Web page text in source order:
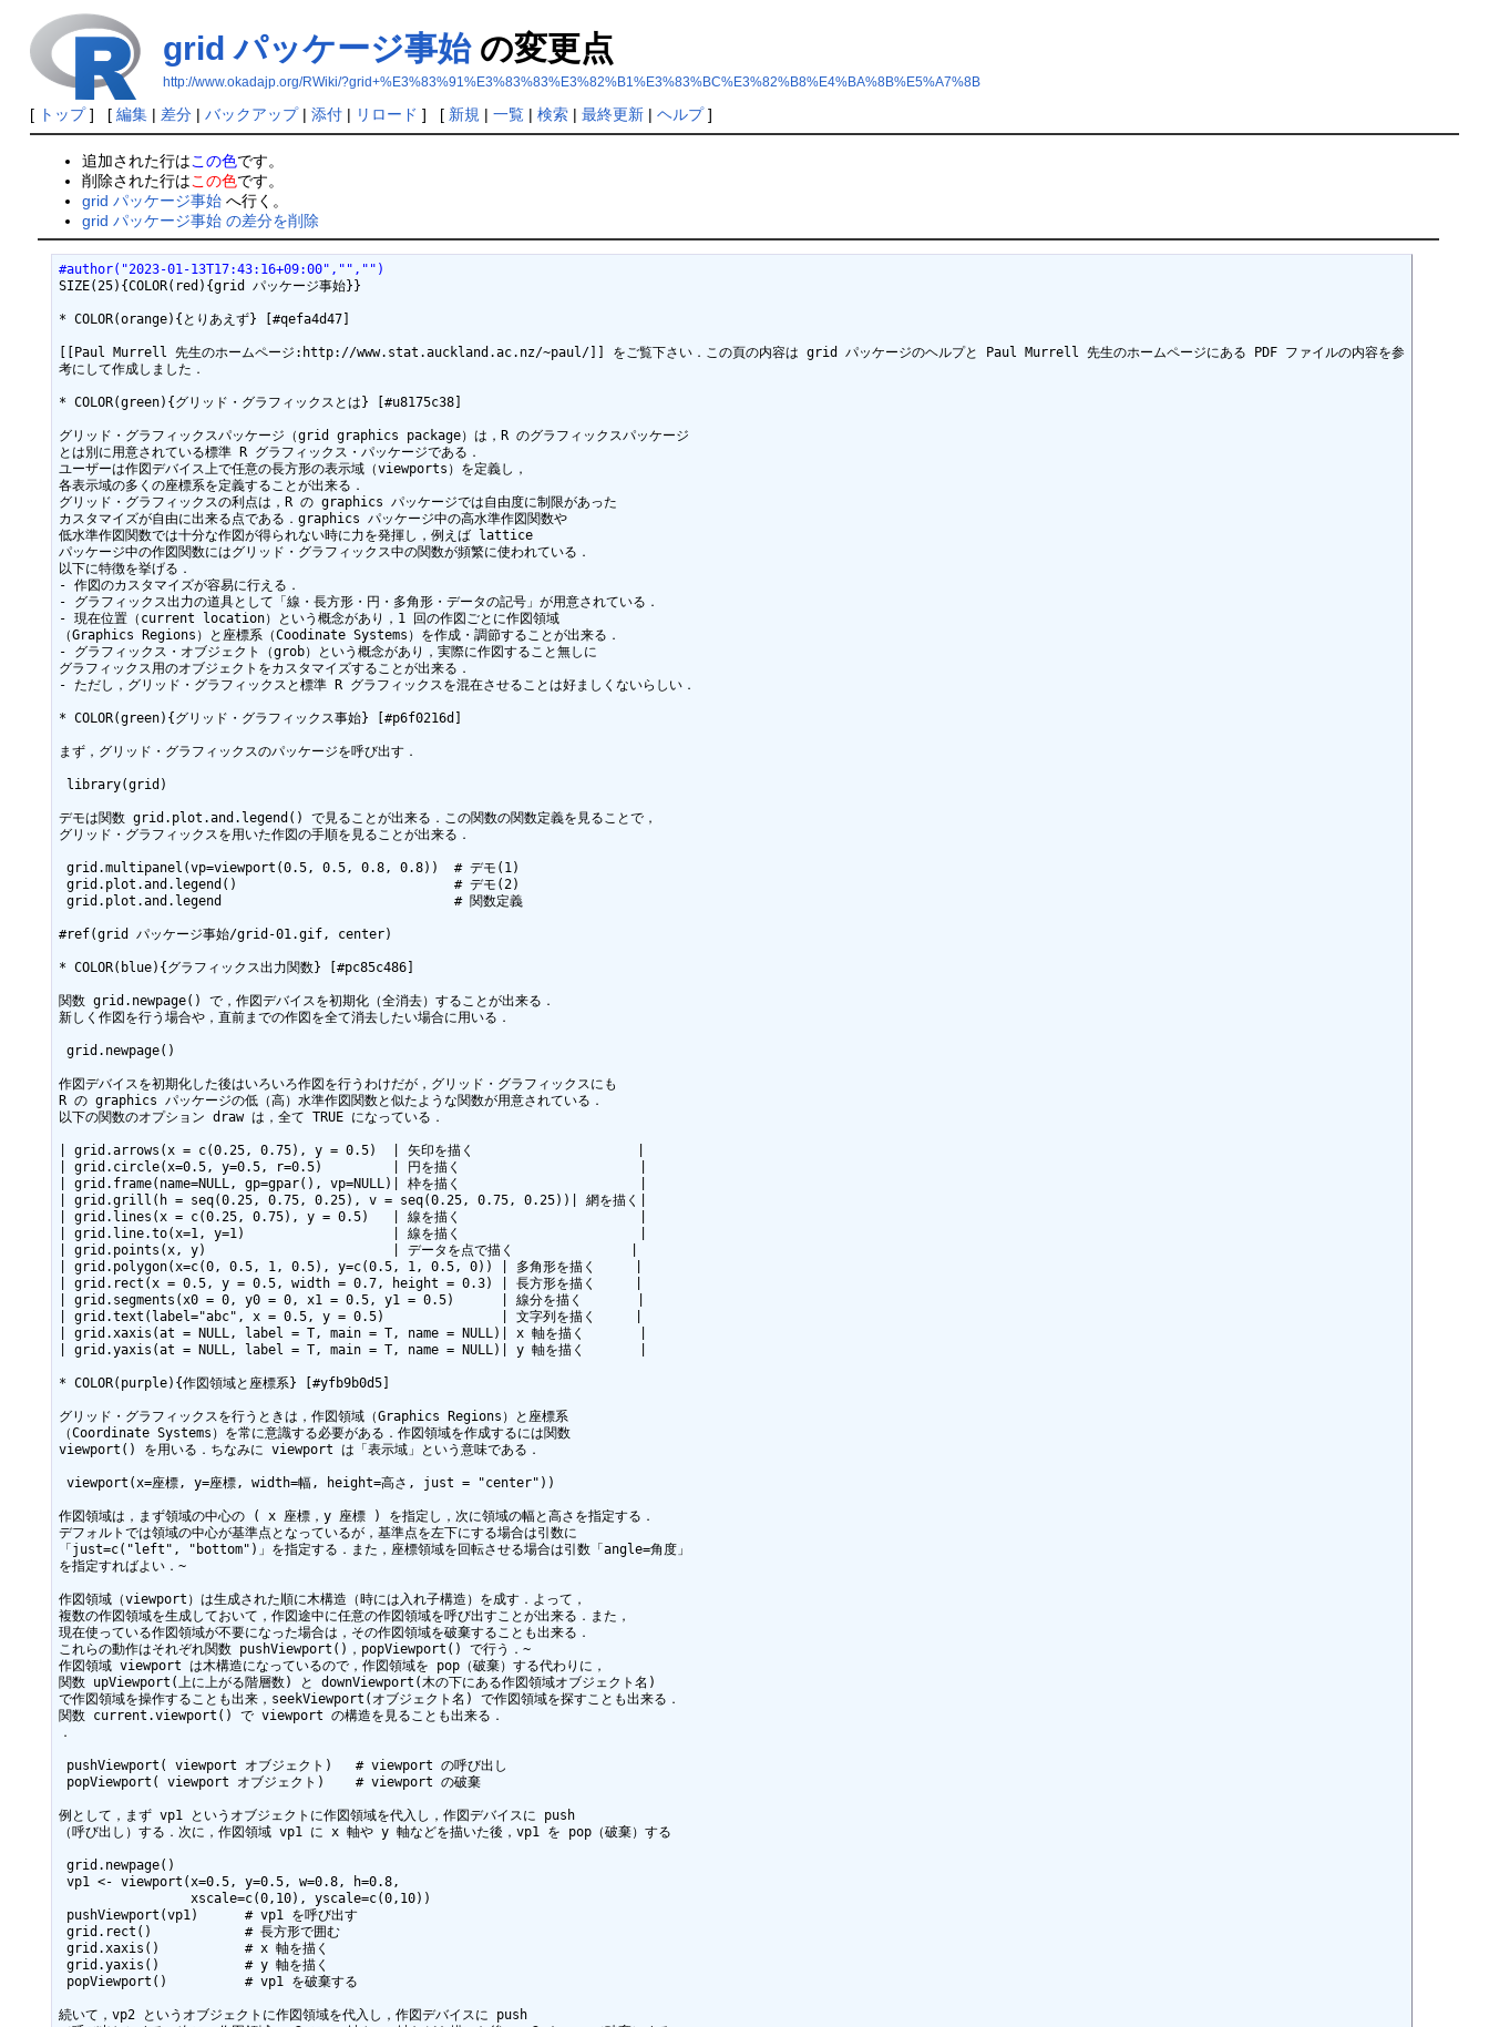
grid パッケージ事始の変更点
http://www.okadajp.org/RWiki/?grid+%E3%83%91%E3%83%83%E3%82%B1%E3%83%BC%E3%82%B8%E4%BA%8B%E5%A7%8B
[ トップ] [ 編集| 差分| バックアップ| 添付| リロード ] [ 新規 | 一覧| 検索| 最終更新| ヘルプ]
追加された行はこの色です。
削除された行はこの色です。
grid パッケージ事始 へ行く。
grid パッケージ事始 の差分を削除
#author("2023-01-13T17:43:16+09:00","","")
SIZE(25){COLOR(red){grid パッケージ事始}}
* COLOR(orange){とりあえず} [#qefa4d47]
[[Paul Murrell 先生のホームページ:http://www.stat.auckland.ac.nz/~paul/]] をご覧下さい．この頁の内容は grid パッケージのヘルプと Paul Murrell 先生のホームページにある PDF ファイルの内容を参
考にして作成しました．
* COLOR(green){グリッド・グラフィックスとは} [#u8175c38]
グリッド・グラフィックスパッケージ（grid graphics package）は，R のグラフィックスパッケージ
とは別に用意されている標準 R グラフィックス・パッケージである．
ユーザーは作図デバイス上で任意の長方形の表示域（viewports）を定義し，
各表示域の多くの座標系を定義することが出来る．
グリッド・グラフィックスの利点は，R の graphics パッケージでは自由度に制限があった
カスタマイズが自由に出来る点である．graphics パッケージ中の高水準作図関数や
低水準作図関数では十分な作図が得られない時に力を発揮し，例えば lattice
パッケージ中の作図関数にはグリッド・グラフィックス中の関数が頻繁に使われている．
以下に特徴を挙げる．
- 作図のカスタマイズが容易に行える．
- グラフィックス出力の道具として「線・長方形・円・多角形・データの記号」が用意されている．
- 現在位置（current location）という概念があり，1 回の作図ごとに作図領域
（Graphics Regions）と座標系（Coodinate Systems）を作成・調節することが出来る．
- グラフィックス・オブジェクト（grob）という概念があり，実際に作図すること無しに
グラフィックス用のオブジェクトをカスタマイズすることが出来る．
- ただし，グリッド・グラフィックスと標準 R グラフィックスを混在させることは好ましくないらしい．
* COLOR(green){グリッド・グラフィックス事始} [#p6f0216d]
まず，グリッド・グラフィックスのパッケージを呼び出す．
デモは関数 grid.plot.and.legend() で見ることが出来る．この関数の関数定義を見ることで，
グリッド・グラフィックスを用いた作図の手順を見ることが出来る．
#ref(grid パッケージ事始/grid-01.gif, center)
* COLOR(blue){グラフィックス出力関数} [#pc85c486]
関数 grid.newpage() で，作図デバイスを初期化（全消去）することが出来る．
新しく作図を行う場合や，直前までの作図を全て消去したい場合に用いる．
作図デバイスを初期化した後はいろいろ作図を行うわけだが，グリッド・グラフィックスにも
R の graphics パッケージの低（高）水準作図関数と似たような関数が用意されている．
以下の関数のオプション draw は，全て TRUE になっている．
| grid.arrows(x = c(0.25, 0.75), y = 0.5)  | 矢印を描く                     |
| grid.circle(x=0.5, y=0.5, r=0.5)         | 円を描く                       |
| grid.frame(name=NULL, gp=gpar(), vp=NULL)| 枠を描く                       |
| grid.grill(h = seq(0.25, 0.75, 0.25), v = seq(0.25, 0.75, 0.25))| 網を描く|
| grid.lines(x = c(0.25, 0.75), y = 0.5)   | 線を描く                       |
| grid.line.to(x=1, y=1)                   | 線を描く                       |
| grid.points(x, y)                        | データを点で描く               |
| grid.polygon(x=c(0, 0.5, 1, 0.5), y=c(0.5, 1, 0.5, 0)) | 多角形を描く     |
| grid.rect(x = 0.5, y = 0.5, width = 0.7, height = 0.3) | 長方形を描く     |
| grid.segments(x0 = 0, y0 = 0, x1 = 0.5, y1 = 0.5)      | 線分を描く       |
| grid.text(label="abc", x = 0.5, y = 0.5)               | 文字列を描く     |
| grid.xaxis(at = NULL, label = T, main = T, name = NULL)| x 軸を描く       |
| grid.yaxis(at = NULL, label = T, main = T, name = NULL)| y 軸を描く       |
* COLOR(purple){作図領域と座標系} [#yfb9b0d5]
グリッド・グラフィックスを行うときは，作図領域（Graphics Regions）と座標系
（Coordinate Systems）を常に意識する必要がある．作図領域を作成するには関数
viewport() を用いる．ちなみに viewport は「表示域」という意味である．
作図領域は，まず領域の中心の ( x 座標，y 座標 ) を指定し，次に領域の幅と高さを指定する．
デフォルトでは領域の中心が基準点となっているが，基準点を左下にする場合は引数に
「just=c("left", "bottom")」を指定する．また，座標領域を回転させる場合は引数「angle=角度」
を指定すればよい．~
作図領域（viewport）は生成された順に木構造（時には入れ子構造）を成す．よって，
複数の作図領域を生成しておいて，作図途中に任意の作図領域を呼び出すことが出来る．また，
現在使っている作図領域が不要になった場合は，その作図領域を破棄することも出来る．
これらの動作はそれぞれ関数 pushViewport()，popViewport() で行う．~
作図領域 viewport は木構造になっているので，作図領域を pop（破棄）する代わりに，
関数 upViewport(上に上がる階層数) と downViewport(木の下にある作図領域オブジェクト名)
で作図領域を操作することも出来，seekViewport(オブジェクト名) で作図領域を探すことも出来る．
関数 current.viewport() で viewport の構造を見ることも出来る．
．
例として，まず vp1 というオブジェクトに作図領域を代入し，作図デバイスに push
（呼び出し）する．次に，作図領域 vp1 に x 軸や y 軸などを描いた後，vp1 を pop（破棄）する
続いて，vp2 というオブジェクトに作図領域を代入し，作図デバイスに push